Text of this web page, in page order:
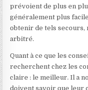
prévoient de plus en
généralement plus
obtenir de tels secours,
arbitré.
Quant à ce que les
recherchent chez les
claire : le meilleur. Il a
doivent savoir que leur